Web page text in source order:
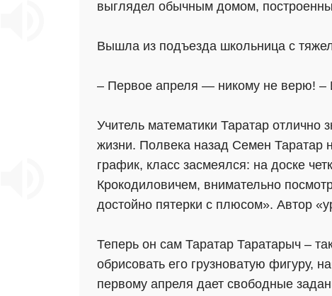
выглядел обычным домом,
Вышла из подъезда школьница с
– Первое апреля — никому не верю! –
Учитель математики Таратар отлично
жизни. Полвека назад Семен Таратар
график, класс засмеялся: на доске
Крокодиловичем, внимательно
достойно пятерки с плюсом». Автор
Теперь он сам Таратар Таратарыч –
обрисовать его грузноватую фигуру,
первому апреля дает свободные